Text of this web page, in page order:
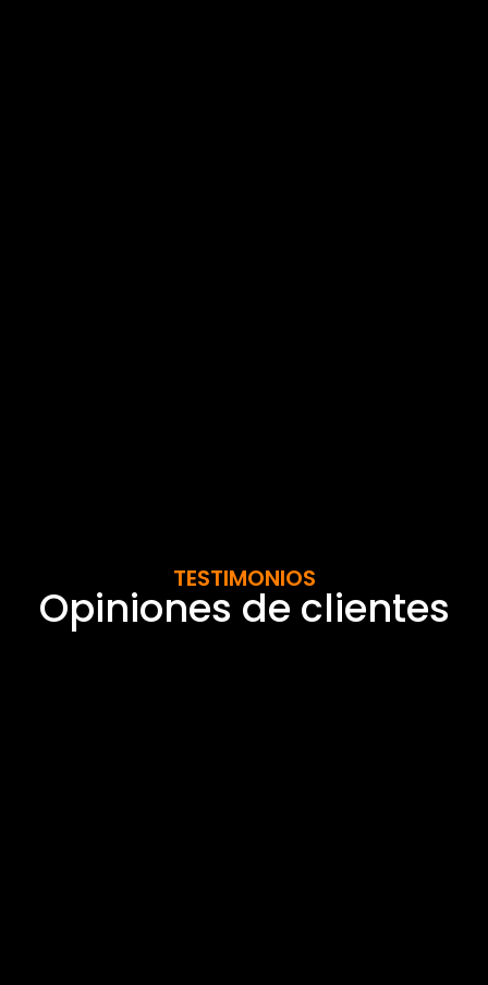
TESTIMONIOS
Opiniones de clientes